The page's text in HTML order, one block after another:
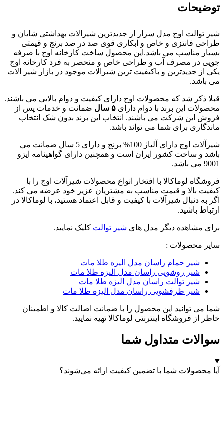
توضیحات
شیر توالت اوج مدل سزار از جدیدترین شیرالات بهداشتی شایان و
طراحی فانتزی و خاص و ابکاری قوی صد در صد برنج و قیمتی
بسیار مناسب می باشد.این محصول ساخت کارخانه اوج با صرفه
جویی در مصرف آب و طراحی خاص و منحصر به فرد کارخانه اوج
یکی از جدیدترین و باکیفیت ترین شیرالات موجود در بازار شیر الات
می باشد.
قبلا ذکر شد که محصولات اوج دارای کیفیت و دوام بالایی می باشند.
محصولات این برند با دوام دارای ۵ سال
ضمانت و خدمات پس از
فروش این شرکت می باشند. انتخاب این برند بدون شک انتخاب
ماندگاری برای شما می تواند باشد.
شیرآلات اوج دارای آلیاژ 100% برنج و دارای 5 سال ضمانت می
باشد و ساخت کشور ایران است و همچنین دارای گواهینامه ایزو
9001 می باشد.
فروشگاه لوماکالا با افتخار انواع محصولات شیرآلات اوج را با
کیفیت بالا و قیمت مناسب به مشتریان عزیز خود عرضه می کند.
اگر به دنبال شیرآلات با کیفیت و قابل اعتماد هستید، با لوماکالا در
ارتباط باشید.
برای مشاهده دیگر مدل های شیر توالت کلیک نمایید.
سایر محصولات :
شیر حمام راسان مدل الیزه طلا مات
شیر روشویی راسان مدل الیزه طلا مات
شیر توالت راسان مدل الیزه طلا مات
شیر ظرفشویی راسان مدل الیزه طلا مات
شما می توانید این محصول را با ضمانت اصالت کالا و اطمینان
خاطر از فروشگاه اینترنتی لوماکالا تهیه نمایید.
سوالات متداول شما
آیا محصولات شما با تضمین کیفیت ارائه می‌شوند؟